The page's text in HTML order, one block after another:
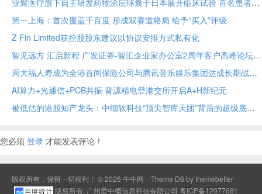
业聚医疗旗下自主研发药物涂层球囊于日本展开临床试验 首名患者已入组
第一上海：首次覆盖千百度 形成双赛道格局 给予“买入”评级
Z Fin Limited获控股股东建议以协议安排方式私有化
智见远方 汇启新程 广发证券-智汇企业家办公室2周年客户高峰论坛在穗举办
周大福人寿成为全港首间保险公司与腾讯音乐娱乐集团达成长期战略合作
AI算力+光通信+PCB共振 普源精电登港交所开启A+H新纪元
被低估的港股知产龙头：中细软科技“顶尖智库天团”背后的超级底牌
您必须 登录 才能发表评论！
版权所有，保留一切权利！ © 2026 牛牛网 Theme D8 by themebetter
版权所有: 广州爱中概信息科技有限公司 粤ICP备12077681